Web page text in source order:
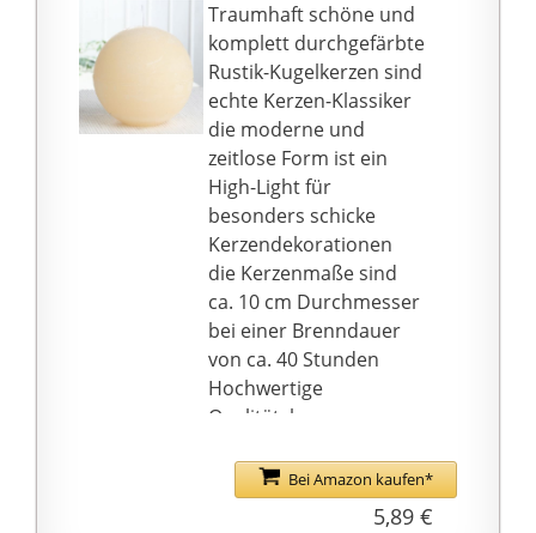
Traumhaft schöne und
komplett durchgefärbte
Rustik-Kugelkerzen sind
echte Kerzen-Klassiker
die moderne und
zeitlose Form ist ein
High-Light für
besonders schicke
Kerzendekorationen
die Kerzenmaße sind
ca. 10 cm Durchmesser
bei einer Brenndauer
von ca. 40 Stunden
Hochwertige
Qualitätskerzen aus
Produktion mit
hervorragendem
Bei Amazon kaufen*
5,89 €